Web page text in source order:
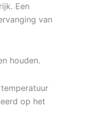
Een
van
houden.
op het